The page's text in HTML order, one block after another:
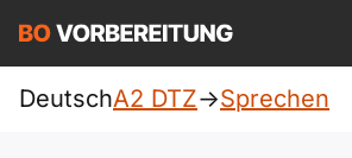
DTZ Einloggen ist
DeutschA2 DTZ->Sprechen